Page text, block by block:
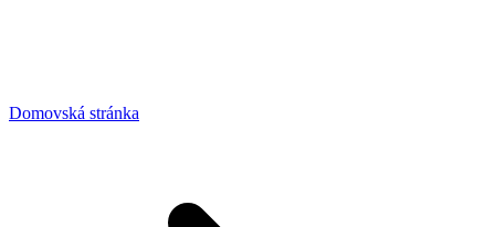
Domovská stránka